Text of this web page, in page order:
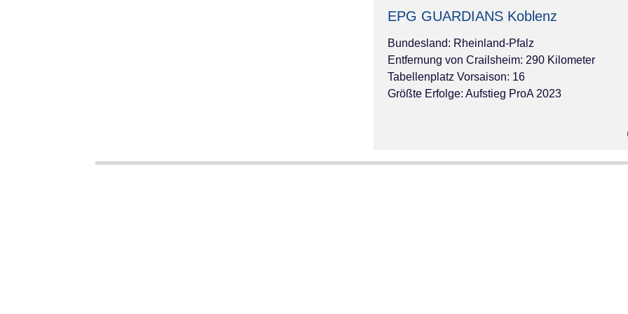
EPG GUARDIANS Koblenz
Bundesland: Rheinland-Pfalz
Entfernung von Crailsheim: 290 Kilometer
Tabellenplatz Vorsaison: 16
Größte Erfolge: Aufstieg ProA 2023